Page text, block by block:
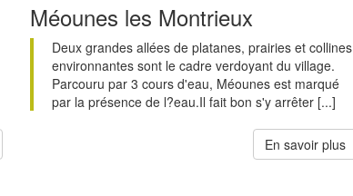
Méounes les Montrieux
Deux grandes allées de platanes, prairies et collines
environnantes sont le cadre verdoyant du village.
Parcouru par 3 cours d'eau, Méounes est marqué
par la présence de l?eau.Il fait bon s'y arrêter [...]
En savoir plus